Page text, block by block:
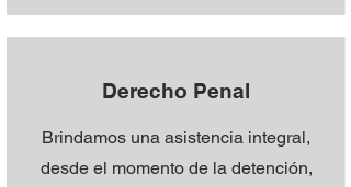
Derecho Penal
Brindamos una asistencia integral,
desde el momento de la detención,